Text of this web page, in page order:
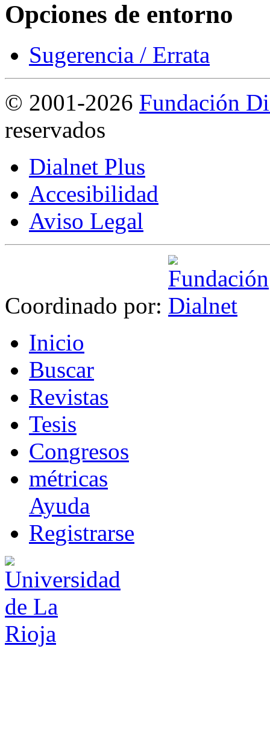
Opciones de entorno
Sugerencia / Errata
© 2001-2026 Fundación
reservados
Dialnet Plus
Accesibilidad
Aviso Legal
Coordinado por:
Inicio
Buscar
Revistas
Tesis
Congresos
métricas
Ayuda
Registrarse